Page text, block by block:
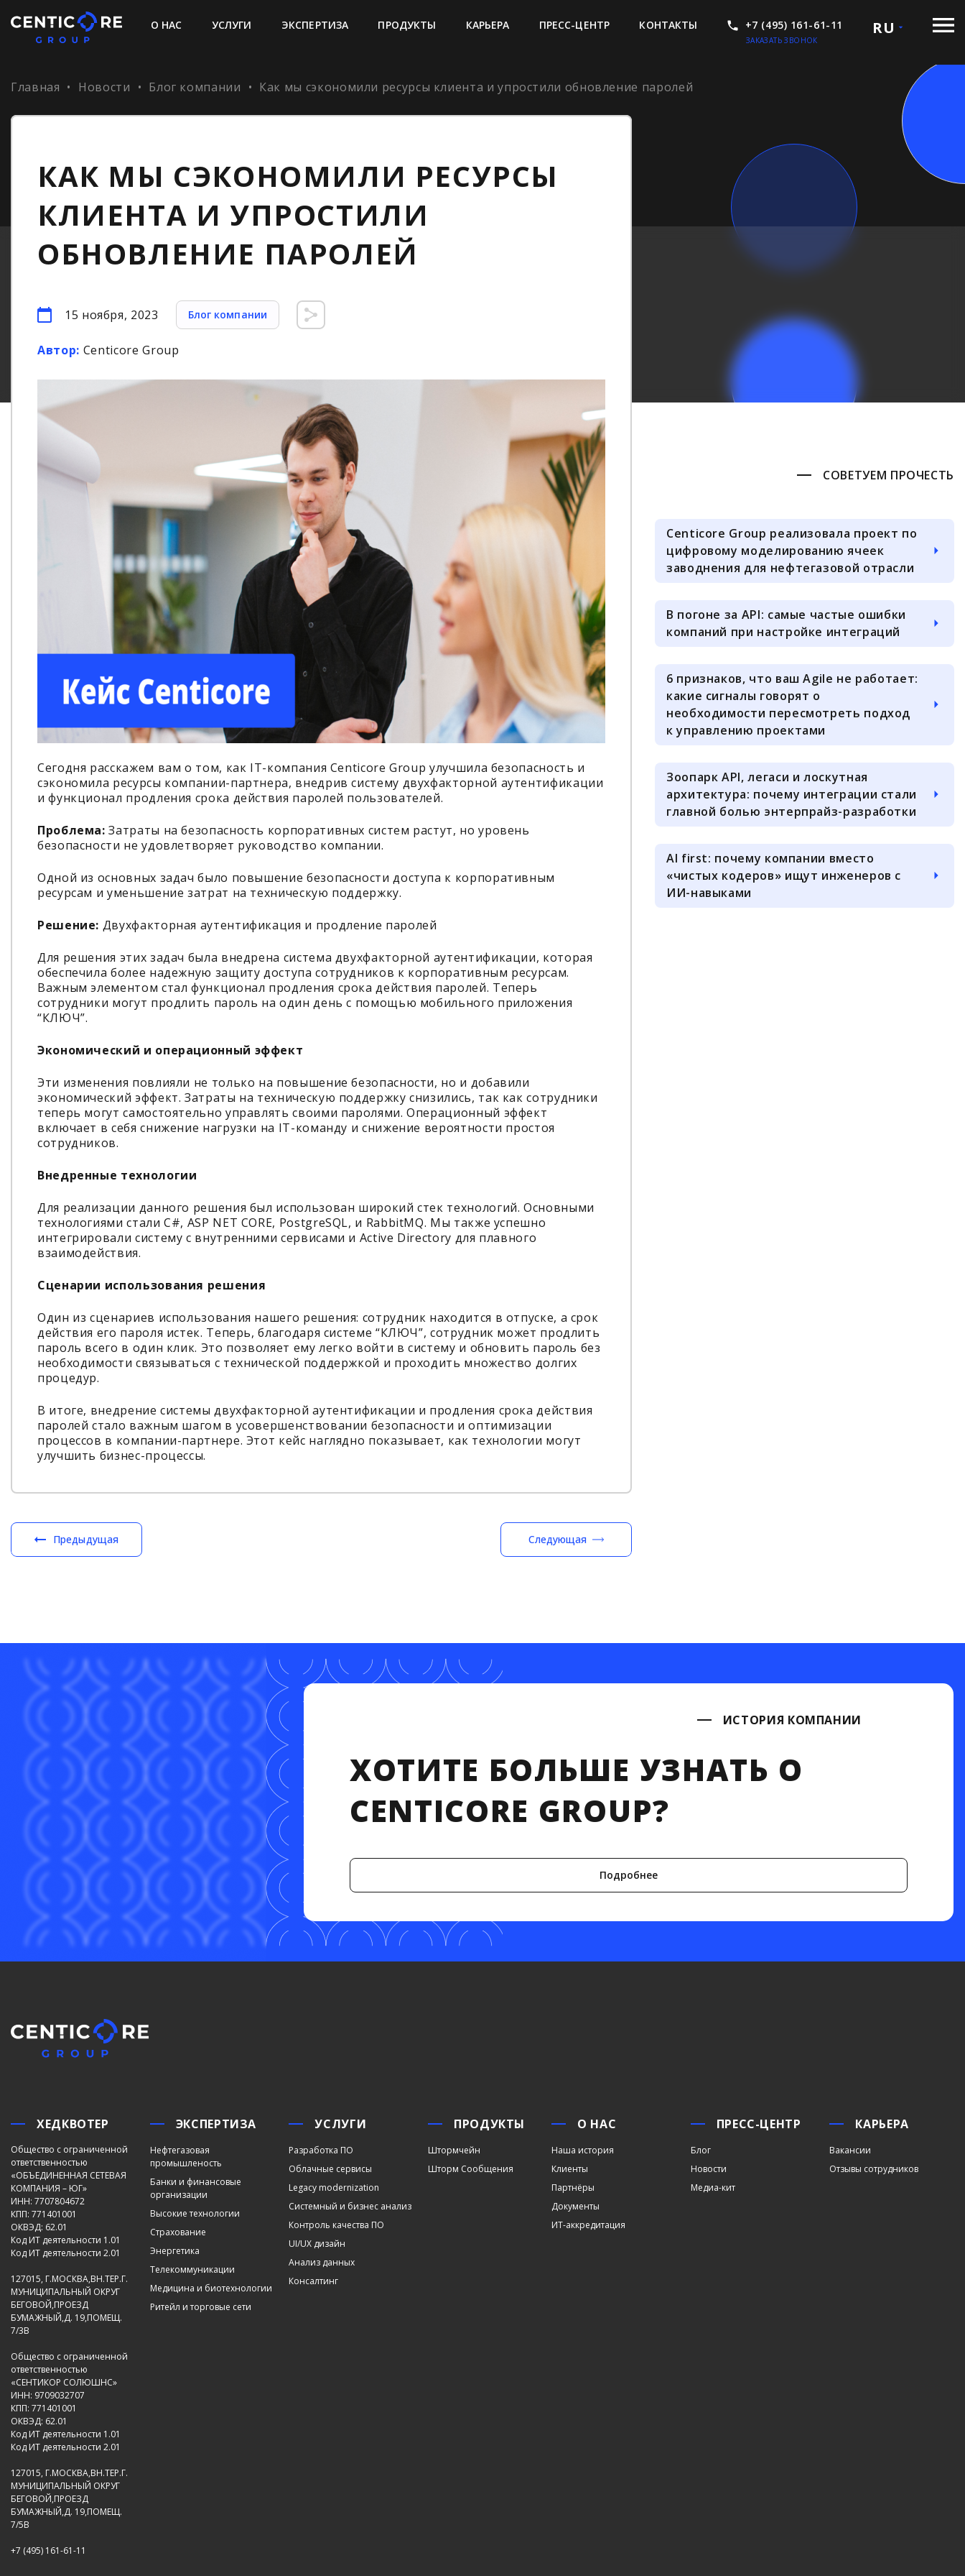
О НАС УСЛУГИ ЭКСПЕРТИЗА ПРОДУКТЫ КАРЬЕРА ПРЕСС-ЦЕНТР КОНТАКТЫ +7 (495) 161-61-11
ЗАКАЗАТЬ ЗВОНОК
RU
Главная • Новости • Блог компании • Как мы сэкономили ресурсы клиента и упростили обновление паролей
КАК МЫ СЭКОНОМИЛИ РЕСУРСЫ
КЛИЕНТА И УПРОСТИЛИ
ОБНОВЛЕНИЕ ПАРОЛЕЙ
15 ноября, 2023 Блог компании
Автор: Centicore Group
Сегодня расскажем вам о том, как IT-компания Centicore Group улучшила безопасность и
сэкономила ресурсы компании-партнера, внедрив систему двухфакторной аутентификации
и функционал продления срока действия паролей пользователей.
Проблема: Затраты на безопасность корпоративных систем растут, но уровень
безопасности не удовлетворяет руководство компании.
Одной из основных задач было повышение безопасности доступа к корпоративным
ресурсам и уменьшение затрат на техническую поддержку.
Решение: Двухфакторная аутентификация и продление паролей
Для решения этих задач была внедрена система двухфакторной аутентификации, которая
обеспечила более надежную защиту доступа сотрудников к корпоративным ресурсам.
Важным элементом стал функционал продления срока действия паролей. Теперь
сотрудники могут продлить пароль на один день с помощью мобильного приложения
“КЛЮЧ”.
Экономический и операционный эффект
Эти изменения повлияли не только на повышение безопасности, но и добавили
экономический эффект. Затраты на техническую поддержку снизились, так как сотрудники
теперь могут самостоятельно управлять своими паролями. Операционный эффект
включает в себя снижение нагрузки на IT-команду и снижение вероятности простоя
сотрудников.
Внедренные технологии
Для реализации данного решения был использован широкий стек технологий. Основными
технологиями стали C#, ASP NET CORE, PostgreSQL, и RabbitMQ. Мы также успешно
интегрировали систему с внутренними сервисами и Active Directory для плавного
взаимодействия.
Сценарии использования решения
Один из сценариев использования нашего решения: сотрудник находится в отпуске, а срок
действия его пароля истек. Теперь, благодаря системе “КЛЮЧ”, сотрудник может продлить
пароль всего в один клик. Это позволяет ему легко войти в систему и обновить пароль без
необходимости связываться с технической поддержкой и проходить множество долгих
процедур.
В итоге, внедрение системы двухфакторной аутентификации и продления срока действия
паролей стало важным шагом в усовершенствовании безопасности и оптимизации
процессов в компании-партнере. Этот кейс наглядно показывает, как технологии могут
улучшить бизнес-процессы.
Предыдущая Следующая
СОВЕТУЕМ ПРОЧЕСТЬ
Centicore Group реализовала проект по
цифровому моделированию ячеек
заводнения для нефтегазовой отрасли
В погоне за API: самые частые ошибки
компаний при настройке интеграций
6 признаков, что ваш Agile не работает:
какие сигналы говорят о
необходимости пересмотреть подход
к управлению проектами
Зоопарк API, легаси и лоскутная
архитектура: почему интеграции стали
главной болью энтерпрайз-разработки
AI first: почему компании вместо
«чистых кодеров» ищут инженеров с
ИИ-навыками
ИСТОРИЯ КОМПАНИИ
ХОТИТЕ БОЛЬШЕ УЗНАТЬ О
CENTICORE GROUP?
Подробнее
ХЕДКВОТЕР
Общество с ограниченной
ответственностью
«ОБЪЕДИНЕННАЯ СЕТЕВАЯ
КОМПАНИЯ – ЮГ»
ИНН: 7707804672
КПП: 771401001
ОКВЭД: 62.01
Код ИТ деятельности 1.01
Код ИТ деятельности 2.01
127015, Г.МОСКВА,ВН.ТЕР.Г.
МУНИЦИПАЛЬНЫЙ ОКРУГ
БЕГОВОЙ,ПРОЕЗД
БУМАЖНЫЙ,Д. 19,ПОМЕЩ.
7/3В
Общество с ограниченной
ответственностью
«СЕНТИКОР СОЛЮШНС»
ИНН: 9709032707
КПП: 771401001
ОКВЭД: 62.01
Код ИТ деятельности 1.01
Код ИТ деятельности 2.01
127015, Г.МОСКВА,ВН.ТЕР.Г.
МУНИЦИПАЛЬНЫЙ ОКРУГ
БЕГОВОЙ,ПРОЕЗД
БУМАЖНЫЙ,Д. 19,ПОМЕЩ.
7/5В
+7 (495) 161-61-11
ЭКСПЕРТИЗА
Нефтегазовая
промышленость
Банки и финансовые
организации
Высокие технологии
Страхование
Энергетика
Телекоммуникации
Медицина и биотехнологии
Ритейл и торговые сети
УСЛУГИ
Разработка ПО
Облачные сервисы
Legacy modernization
Системный и бизнес анализ
Контроль качества ПО
UI/UX дизайн
Анализ данных
Консалтинг
ПРОДУКТЫ
Штормчейн
Шторм Сообщения
О НАС
Наша история
Клиенты
Партнёры
Документы
ИТ-аккредитация
ПРЕСС-ЦЕНТР
Блог
Новости
Медиа-кит
КАРЬЕРА
Вакансии
Отзывы сотрудников